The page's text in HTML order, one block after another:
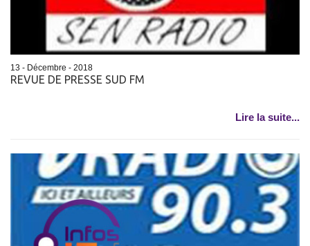
13 - Décembre - 2018
REVUE DE PRESSE SUD FM
Lire la suite...